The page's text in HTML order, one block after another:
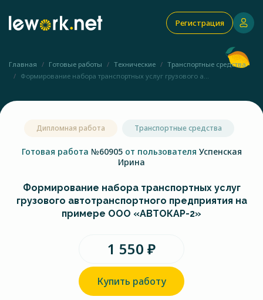
Регистрация
Главная Готовые работы Технические
Транспортные средства
Формирование набора транспортных услуг грузового а...
Дипломная работа Транспортные средства
Готовая работа №60905 от пользователя Успенская
Ирина
Формирование набора транспортных услуг
грузового автотранспортного предприятия на
примере ООО «АВТОКАР-2»
1 550 ₽
Купить работу